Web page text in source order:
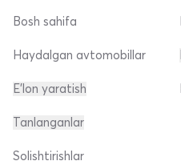
Bosh sahifa
Haydalgan avtomobillar
E'lon yaratish
Tanlanganlar
Solishtirishlar